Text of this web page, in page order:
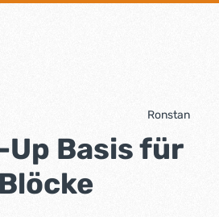
Ronstan
Basis für